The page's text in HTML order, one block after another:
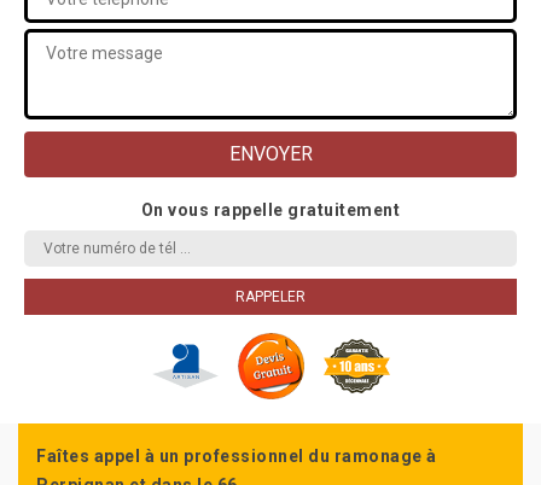
On vous rappelle gratuitement
Faîtes appel à un professionnel du ramonage à